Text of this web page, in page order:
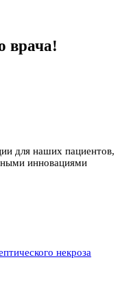
врача!
для наших пациентов,
инновациями